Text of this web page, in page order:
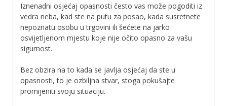
Iznenadni osjećaj opasnosti često vas može pogoditi iz
vedra neba, kad ste na putu za posao, kada susretnete
nepoznatu osobu u trgovini ili šećete na jarko
osvijetljenom mjestu koje nije očito opasno za vašu
sigurnost.
Bez obzira na to kada se javlja osjećaj da ste u
opasnosti, to je ozbiljna stvar, stoga pokušajte
promijeniti svoju situaciju.